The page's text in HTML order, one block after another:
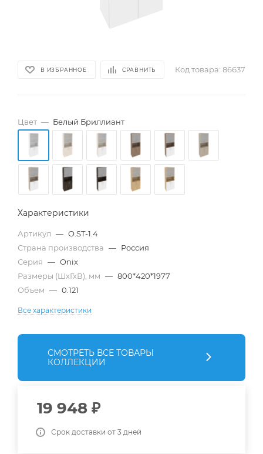
В ИЗБРАННОЕ СРАВНИТЬ Код товара: 86637
Цвет — Белый Бриллиант
Характеристики
Артикул — O.ST-1.4
Страна производства — Россия
Серия — Onix
Размеры (ШхГхВ), мм — 800*420*1977
Объем — 0.121
Все характеристики
СМОТРЕТЬ ВСЕ ТОВАРЫ
КОЛЛЕКЦИИ
19 948 ₽
Срок доставки от 3 дней